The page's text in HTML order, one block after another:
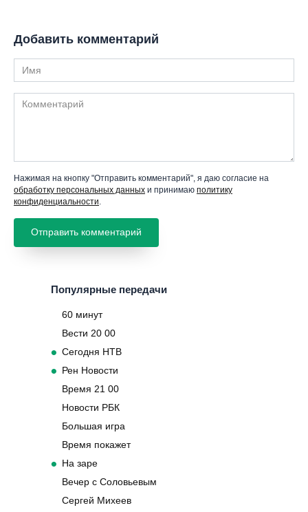
Добавить комментарий
Имя
Комментарий
Нажимая на кнопку "Отправить комментарий", я даю согласие на
обработку персональных данных и принимаю политику
конфиденциальности
Популярные передачи
60 минут
Вести 20 00
Сегодня НТВ
Рен Новости
Время 21 00
Новости РБК
Большая игра
Время покажет
На заре
Вечер с Соловьевым
Сергей Михеев